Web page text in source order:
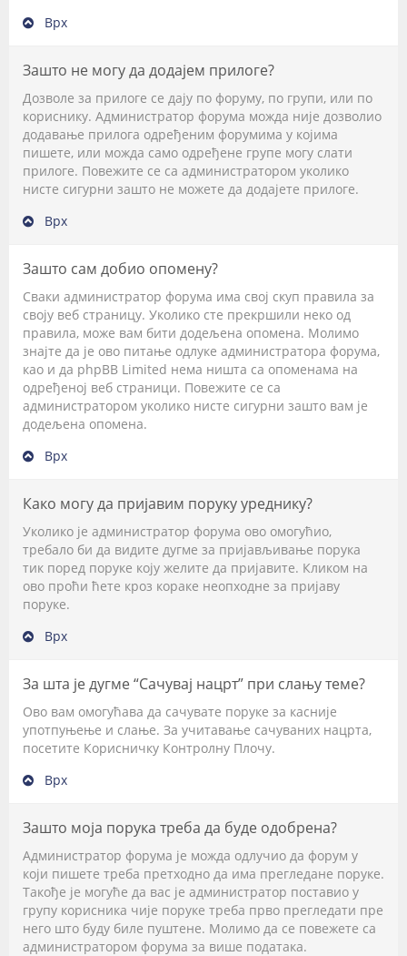
Врх
Зашто не могу да додајем прилоге?
Дозволе за прилоге се дају по форуму, по групи, или по
кориснику. Администратор форума можда није дозволио
додавање прилога одређеним форумима у којима
пишете, или можда само одређене групе могу слати
прилоге. Повежите се са администратором уколико
нисте сигурни зашто не можете да додајете прилоге.
Врх
Зашто сам добио опомену?
Сваки администратор форума има свој скуп правила за
своју веб страницу. Уколико сте прекршили неко од
правила, може вам бити додељена опомена. Молимо
знајте да је ово питање одлуке администратора форума,
као и да phpBB Limited нема ништа са опоменама на
одређеној веб страници. Повежите се са
администратором уколико нисте сигурни зашто вам је
додељена опомена.
Врх
Како могу да пријавим поруку уреднику?
Уколико је администратор форума ово омогућио,
требало би да видите дугме за пријављивање порука
тик поред поруке коју желите да пријавите. Кликом на
ово проћи ћете кроз кораке неопходне за пријаву
поруке.
Врх
За шта је дугме “Сачувај нацрт” при слању теме?
Ово вам омогућава да сачувате поруке за касније
употпуњење и слање. За учитавање сачуваних нацрта,
посетите Корисничку Контролну Плочу.
Врх
Зашто моја порука треба да буде одобрена?
Администратор форума је можда одлучио да форум у
који пишете треба претходно да има прегледане поруке.
Такође је могуће да вас је администратор поставио у
групу корисника чије поруке треба прво прегледати пре
него што буду биле пуштене. Молимо да се повежете са
администратором форума за више података.